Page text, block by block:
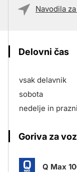
Navodila
Delovni čas
vsak delavnik
sobota
nedelje in
Goriva za
Q Max